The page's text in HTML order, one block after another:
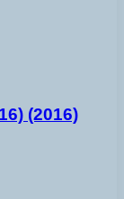
(2016)